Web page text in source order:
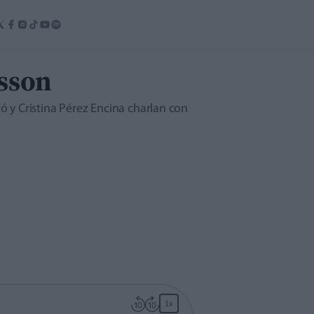
y Cristina Pérez Encina charlan con
1x